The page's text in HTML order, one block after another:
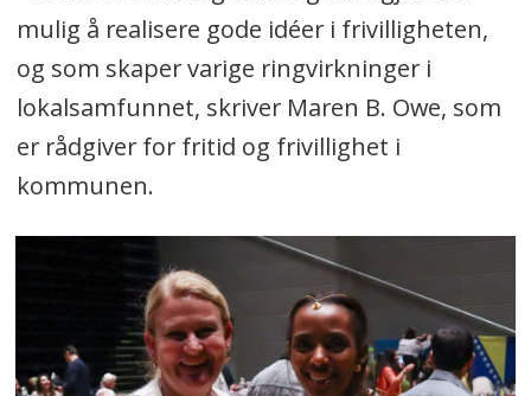
mulig å realisere gode idéer i frivilligheten,
og som skaper varige ringvirkninger i
lokalsamfunnet, skriver Maren B. Owe, som
er rådgiver for fritid og frivillighet i
kommunen.